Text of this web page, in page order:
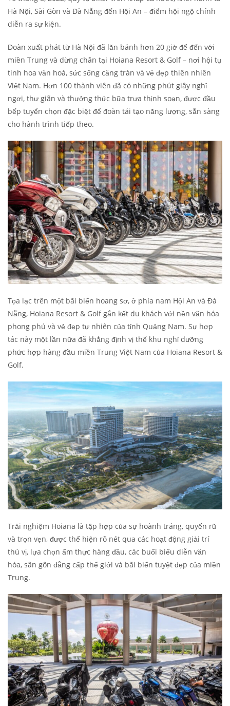
Hà Nội, Sài Gòn và Đà Nẵng đến Hội An – điểm hội ngộ chính
diễn ra sự kiện.
Đoàn xuất phát từ Hà Nội đã lăn bánh hơn 20 giờ để đến với
miền Trung và dừng chân tại Hoiana Resort & Golf – nơi hội tụ
tinh hoa văn hoá, sức sống căng tràn và vẻ đẹp thiên nhiên
Việt Nam. Hơn 100 thành viên đã có những phút giây nghỉ
ngơi, thư giãn và thưởng thức bữa trưa thịnh soạn, được đầu
bếp tuyển chọn đặc biệt để đoàn tái tạo năng lượng, sẵn sàng
cho hành trình tiếp theo.
Tọa lạc trên một bãi biển hoang sơ, ở phía nam Hội An và Đà
Nẵng, Hoiana Resort & Golf gắn kết du khách với nền văn hóa
phong phú và vẻ đẹp tự nhiên của tỉnh Quảng Nam. Sự hợp
tác này một lần nữa đã khẳng định vị thế khu nghỉ dưỡng
phức hợp hàng đầu miền Trung Việt Nam của Hoiana Resort &
Golf.
Trải nghiệm Hoiana là tập hợp của sự hoành tráng, quyến rũ
và trọn vẹn, được thể hiện rõ nét qua các hoạt động giải trí
thú vị, lựa chọn ẩm thực hàng đầu, các buổi biểu diễn văn
hóa, sân gôn đẳng cấp thế giới và bãi biển tuyệt đẹp của miền
Trung.